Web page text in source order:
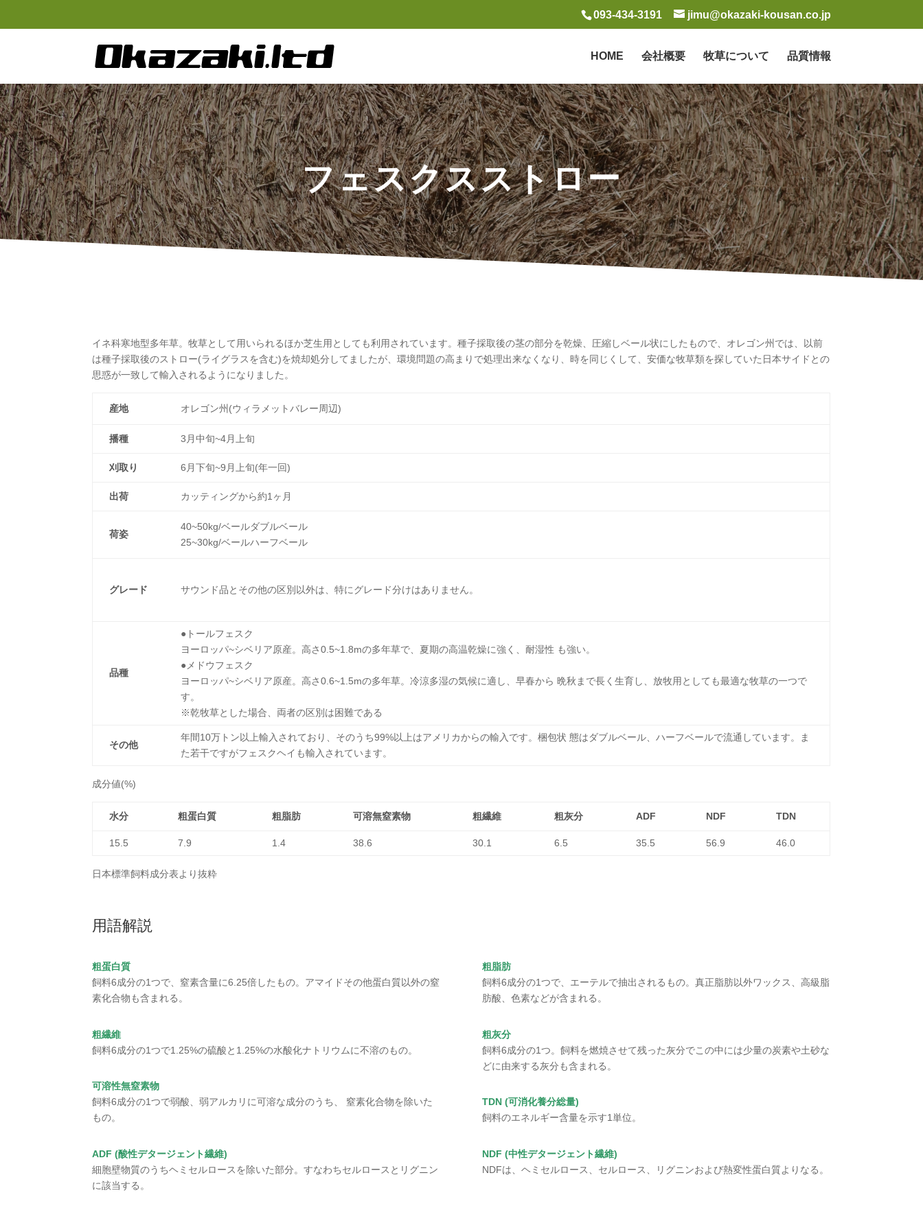
093-434-3191 jimu@okazaki-kousan.co.jp
HOME 会社概要 牧草について 品質情報
フェスクスストロー
イネ科寒地型多年草。牧草として用いられるほか芝生用としても利用されています。種子採取後の茎の部分を乾燥、圧縮しベール状にしたもので、オレゴン州では、以前
は種子採取後のストロー(ライグラスを含む)を焼却処分してましたが、環境問題の高まりで処理出来なくなり、時を同じくして、安価な牧草類を探していた日本サイドとの
思惑が一致して輸入されるようになりました。
産地 オレゴン州(ウィラメットバレー周辺)
播種 3月中旬~4月上旬
刈取り 6月下旬~9月上旬(年一回)
出荷 カッティングから約1ヶ月
荷姿
40~50kg/ベールダブルベール
25~30kg/ベールハーフベール
グレード サウンド品とその他の区別以外は、特にグレード分けはありません。
品種
●トールフェスク
ヨーロッパ~シベリア原産。高さ0.5~1.8mの多年草で、夏期の高温乾燥に強く、耐湿性 も強い。
●メドウフェスク
ヨーロッパ~シベリア原産。高さ0.6~1.5mの多年草。冷涼多湿の気候に適し、早春から 晩秋まで長く生育し、放牧用としても最適な牧草の一つで
す。
※乾牧草とした場合、両者の区別は困難である
その他
年間10万トン以上輸入されており、そのうち99%以上はアメリカからの輸入です。梱包状 態はダブルベール、ハーフベールで流通しています。ま
た若干ですがフェスクヘイも輸入されています。
成分値(%)
水分 粗蛋白質 粗脂肪 可溶無窒素物 粗繊維 粗灰分 ADF NDF TDN
15.5 7.9 1.4 38.6 30.1 6.5 35.5 56.9 46.0
日本標準飼料成分表より抜粋
用語解説
粗蛋白質
飼料6成分の1つで、窒素含量に6.25倍したもの。アマイドその他蛋白質以外の窒
素化合物も含まれる。
粗繊維
飼料6成分の1つで1.25%の硫酸と1.25%の水酸化ナトリウムに不溶のもの。
可溶性無窒素物
飼料6成分の1つで弱酸、弱アルカリに可溶な成分のうち、 窒素化合物を除いた
もの。
ADF (酸性デタージェント繊維)
細胞壁物質のうちヘミセルロースを除いた部分。すなわちセルロースとリグニン
に該当する。
粗脂肪
飼料6成分の1つで、エーテルで抽出されるもの。真正脂肪以外ワックス、高級脂
肪酸、色素などが含まれる。
粗灰分
飼料6成分の1つ。飼料を燃焼させて残った灰分でこの中には少量の炭素や土砂な
どに由来する灰分も含まれる。
TDN (可消化養分総量)
飼料のエネルギー含量を示す1単位。
NDF (中性デタージェント繊維)
NDFは、ヘミセルロース、セルロース、リグニンおよび熱変性蛋白質よりなる。